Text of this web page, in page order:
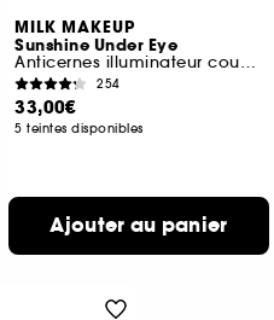
MILK MAKEUP
Sunshine Under Eye
Anticernes illuminateur couvrance légère
254
33,00€
5 teintes disponibles
Ajouter au panier